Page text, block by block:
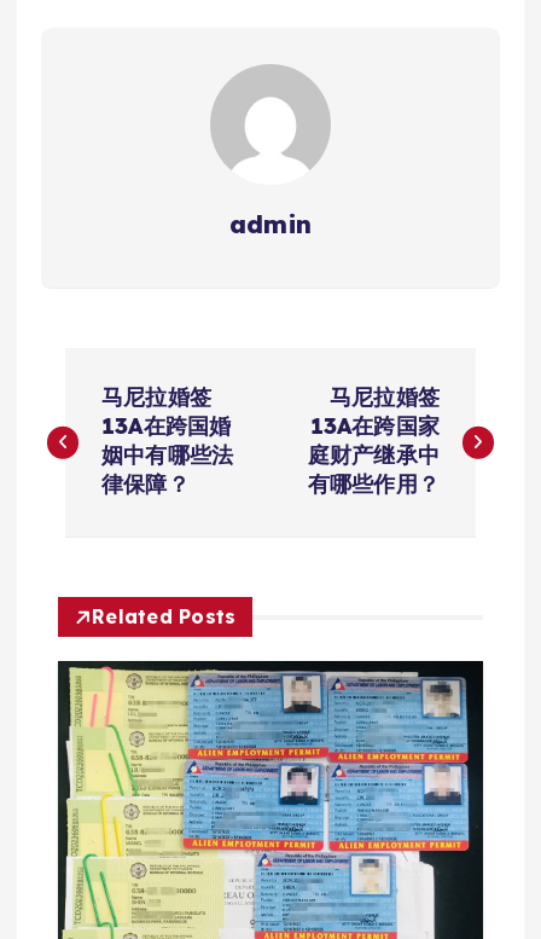
admin
章
马尼拉婚签
13A在跨国婚
姻中有哪些法
律保障？
马尼拉婚签
13A在跨国家
庭财产继承中
有哪些作用？
Related Posts